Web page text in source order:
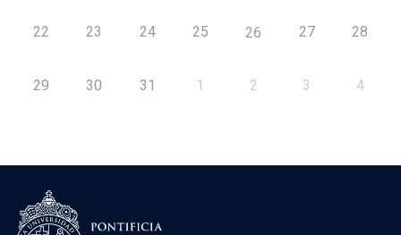
22 23 24 25 26 27 28
29 30 31 1 2 3 4